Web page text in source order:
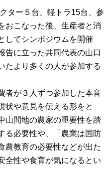
ター５台、軽トラ15台、参
おこなった後、生産者と消
してシンポジウムを開催
告に立った共同代表の山口
たより多くの人が参加する
者が３人ずつ参加した本音
状や意見を伝える形をと
山間地の農家の重要性を踏
る必要性や、「農業は国防
農教育の必要性などが出た
全性や食育が気になるとい